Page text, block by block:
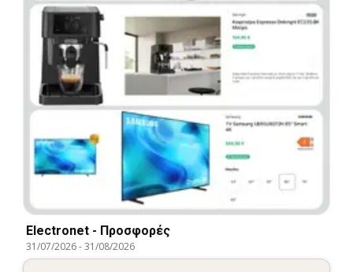
Electronet - Προσφορές
31/07/2026-31/08/2026